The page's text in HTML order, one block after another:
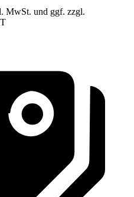
MwSt. und ggf. zzgl.